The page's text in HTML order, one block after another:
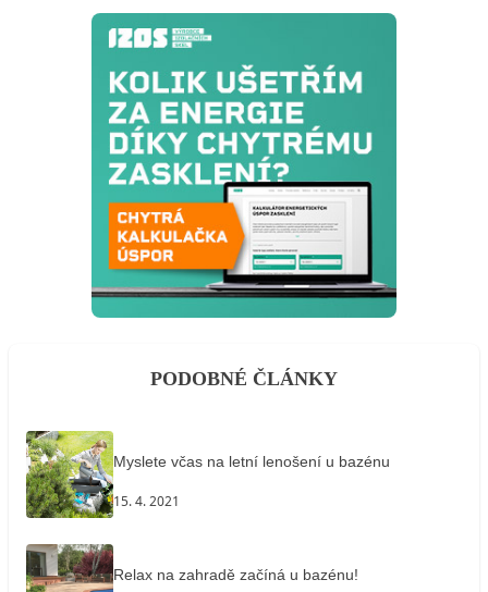
PODOBNÉ ČLÁNKY
Myslete včas na letní lenošení u bazénu
15. 4. 2021
Relax na zahradě začíná u bazénu!